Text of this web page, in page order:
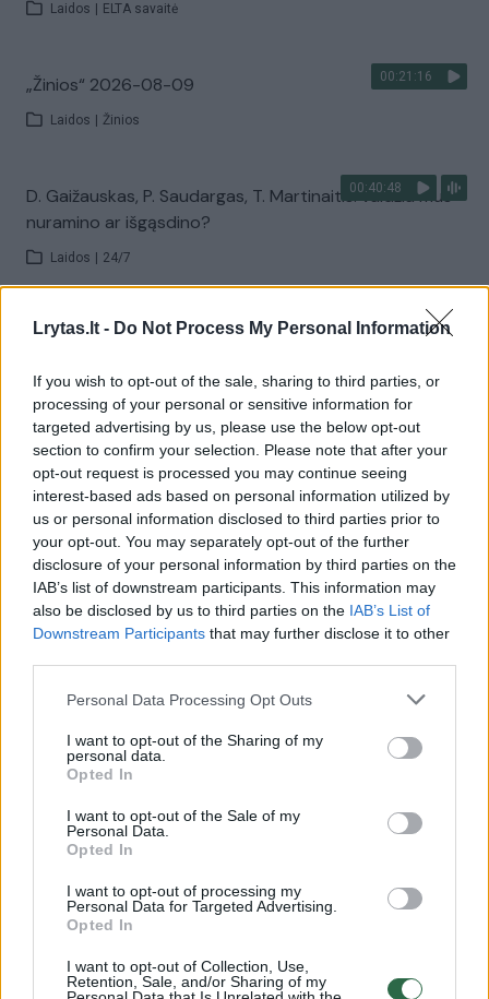
Lrytas.lt - Do Not Process My Personal Information
If you wish to opt-out of the sale, sharing to third parties, or
processing of your personal or sensitive information for
targeted advertising by us, please use the below opt-out
section to confirm your selection. Please note that after your
opt-out request is processed you may continue seeing
interest-based ads based on personal information utilized by
us or personal information disclosed to third parties prior to
your opt-out. You may separately opt-out of the further
disclosure of your personal information by third parties on the
IAB’s list of downstream participants. This information may
also be disclosed by us to third parties on the IAB’s List of
Downstream Participants that may further disclose it to other
Personal Data Processing Opt Outs
I want to opt-out of the Sharing of my
personal data.
Opted In
I want to opt-out of the Sale of my
Personal Data.
Opted In
I want to opt-out of processing my
Personal Data for Targeted Advertising.
Opted In
I want to opt-out of Collection, Use,
Retention, Sale, and/or Sharing of my
Laidos ELTA savaitė
00:21:16
„Žinios“ 2026-08-09
Laidos Žinios
00:40:48
D. Gaižauskas, P. Saudargas, T. Martinaitis: valdžia mus
nuramino ar išgąsdino?
Laidos 24/7
00:00:52
Savaitės pradžia su lietumi ir perkūnija: temperatūra
Orai
Visi įrašai
Žiūrimiausi įrašai
00:00:30
Savaitės vidurys nusimato karštas: temperatūra kils iki
32 laipsnių šilumos
Žinios | Orai
V. Zalužno pasisakymą laiko bandymu įsitvirtinti
Laidos | Nauja diena